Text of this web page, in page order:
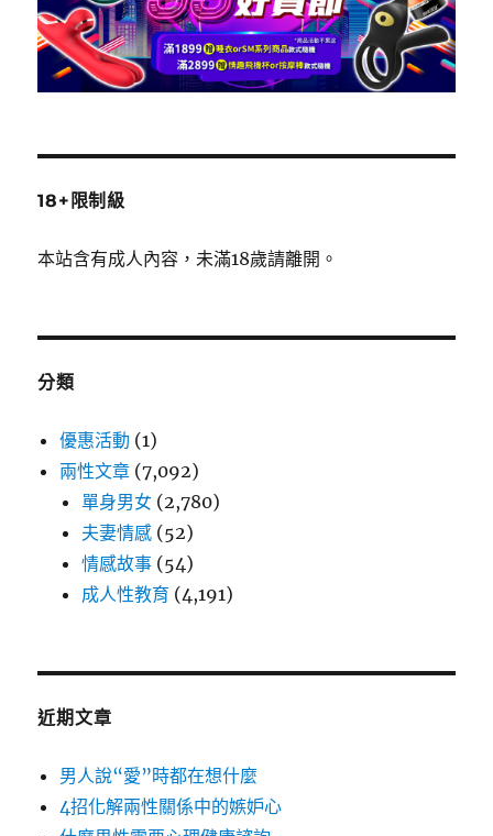
18+限制級
本站含有成人內容，未滿18歲請離開。
分類
優惠活動 (1)
兩性文章 (7,092)
單身男女 (2,780)
夫妻情感 (52)
情感故事 (54)
成人性教育 (4,191)
近期文章
男人說“愛”時都在想什麼
4招化解兩性關係中的嫉妒心